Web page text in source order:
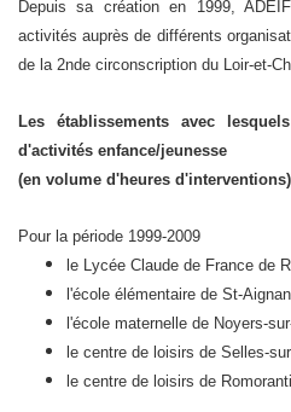
Depuis sa création en 1999,
activités auprès de différents
de la 2nde circonscription du Loir-et-
Les établissements avec
d'activités enfance/jeunesse
(en volume d'heures d'interventions)
Pour la période 1999-2009
le Lycée Claude de France de
l'école élémentaire de St-
l'école maternelle de Noyers-
le centre de loisirs de Selles-
le centre de loisirs de